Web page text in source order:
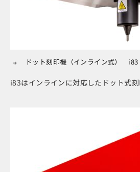
ドット刻印機（インライン式） i83
i83はインラインに対応したドット式刻